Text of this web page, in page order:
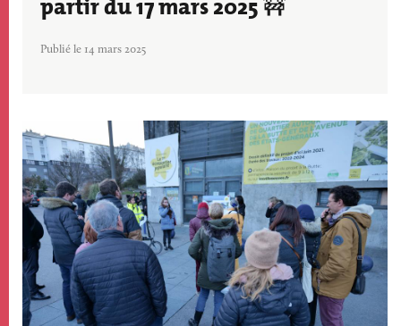
partir du 17 mars 2025 🚧
Publié le 14 mars 2025
Image